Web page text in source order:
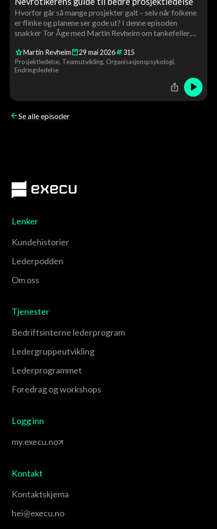
Hvorfor går så mange prosjekter galt – selv når folkene
er flinke og planene ser gode ut? I denne episoden
snakker Tor Åge med Martin Revheim om tankefeller,
prosjektledelse handler minst like mye om mennesker
som om systemer.
Martin Revheim 29 mai2026 315
Prosjektledelse Teamutvikling Organisasjonspsykologi
Endringsledelse
Se alle episoder
Lenker
Kundehistorier
Lederpodden
Om oss
Tjenester
Bedriftsinterne lederprogram
Leder­gruppe­utvikling
Leder­programmet
Foredrag og workshops
Logg inn
my.execu.no
Kontakt
Kontaktskjema
hei@execu.no